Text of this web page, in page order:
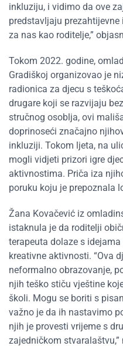
inkluziju, i vidimo da ove
predstavljaju
za nas kao roditelje,”
Tokom 2022. godine,
Gradiškoj organizovao je
radionica za djecu s
drugare koji se razvijaju
stručnog osoblja, ovi
doprinoseći značajno
inkluziji. Tokom ljeta, na
mogli vidjeti prizori igre
aktivnostima. Priča iza
poruku koju je prepoznala
Žana Kovačević iz
istaknula je da roditelji
terapeuta dolaze s
kreativne aktivnosti. “Ova
neformalno obrazovanje,
njih teško stiču vještine
školi. Mogu se boriti s
važno je da ih nastavimo
njih je provesti vrijeme s
zajedničkom